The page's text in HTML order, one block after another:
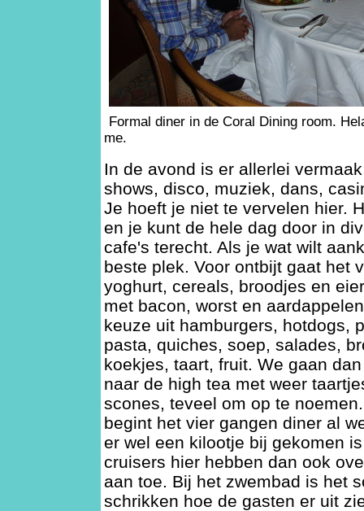
Formal diner in de Coral Dining room.
me.
In de avond is er allerlei
shows, disco, muziek, dans,
Je hoeft je niet te vervelen hier.
en je kunt de hele dag door in
cafe's terecht. Als je wat wilt
beste plek. Voor ontbijt gaat het
yoghurt, cereals, broodjes en
met bacon, worst en
keuze uit hamburgers, hotdogs,
pasta, quiches, soep, salades,
koekjes, taart, fruit. We gaan
naar de high tea met weer
scones, teveel om op te
begint het vier gangen diner al
er wel een kilootje bij gekomen
cruisers hier hebben dan ook
aan toe. Bij het zwembad is het
schrikken hoe de gasten er uit